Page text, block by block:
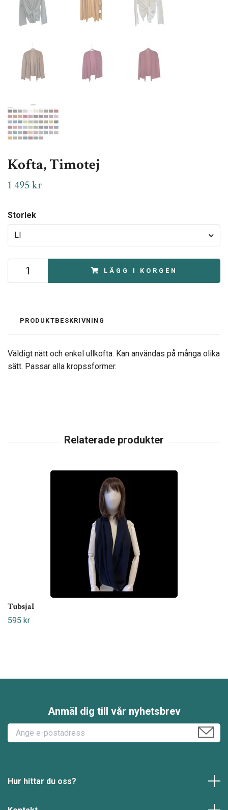
Kofta, Timotej
1 495 kr
Storlek
LI
LÄGG I KORGEN
PRODUKTBESKRIVNING
Väldigt nätt och enkel ullkofta. Kan användas på många olika
sätt. Passar alla kropssformer.
Tubsjal
595 kr
Anmäl dig till vår nyhetsbrev
Hur hittar du oss?